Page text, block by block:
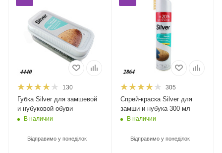
130
Губка Silver для замшевой
и нубуковой обуви
В наличии
Відправимо у понеділок
305
Спрей-краска Silver для
замши и нубука 300 мл
В наличии
Відправимо у понеділок